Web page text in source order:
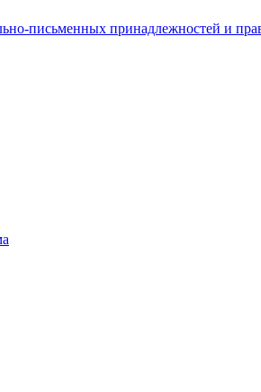
письменных принадлежностей и